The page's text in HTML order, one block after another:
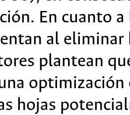
En cuanto
al
plantean
hojas